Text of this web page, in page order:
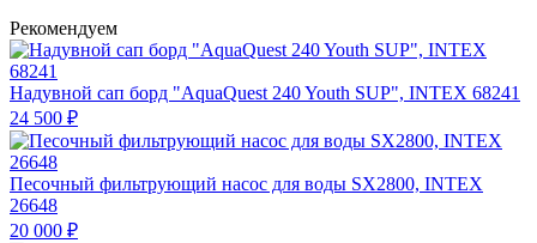
Рекомендуем
Надувной сап борд "AquaQuest 240 Youth SUP", INTEX 68241
24 500 ₽
Песочный фильтрующий насос для воды SX2800, INTEX
26648
20 000 ₽